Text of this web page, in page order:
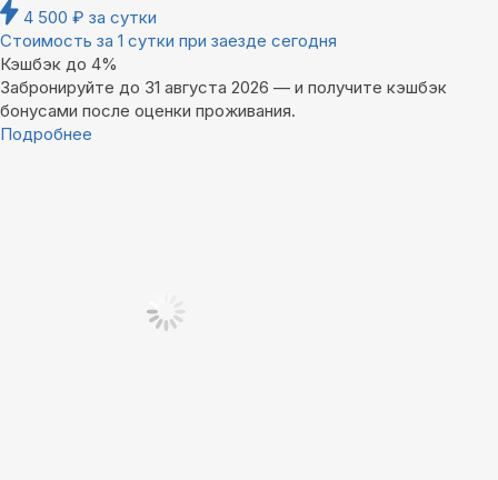
4 500 ₽ за сутки
Стоимость за 1 сутки при заезде сегодня
Кэшбэк до 4%
Забронируйте до 31 августа 2026 — и получите кэшбэк
бонусами после оценки проживания.
Подробнее